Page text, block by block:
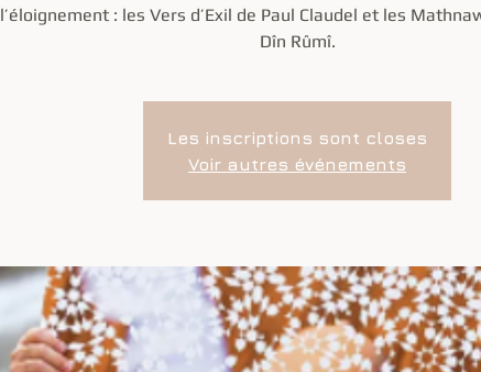
l’éloignement : les Vers d’Exil de Paul Claudel et les
Dîn Rûmî.
Les inscriptions sont closes
Voir autres événements